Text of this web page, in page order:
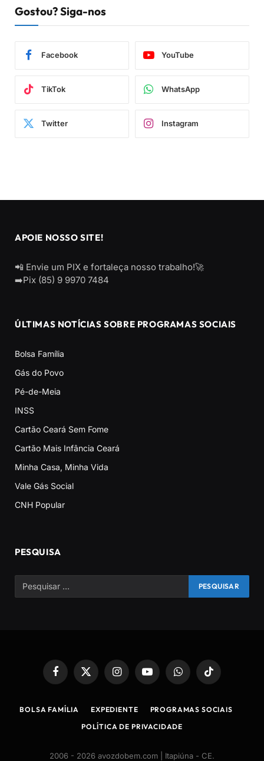
Gostou? Siga-nos
Facebook YouTube
TikTok WhatsApp
Twitter Instagram
APOIE NOSSO SITE!
📲 Envie um PIX e fortaleça nosso trabalho!🚀
➡️Pix (85) 9 9970 7484
ÚLTIMAS NOTÍCIAS SOBRE PROGRAMAS SOCIAIS
Bolsa Família
Gás do Povo
Pé-de-Meia
INSS
Cartão Ceará Sem Fome
Cartão Mais Infância Ceará
Minha Casa, Minha Vida
Vale Gás Social
CNH Popular
PESQUISA
Facebook
X
(Twitter)
InstagramYouTubeWhatsAppTikTok
BOLSA FAMÍLIA EXPEDIENTE
PROGRAMAS SOCIAIS
POLÍTICA DE PRIVACIDADE
2006 - 2026 avozdobem.com | Itapiúna - CE.